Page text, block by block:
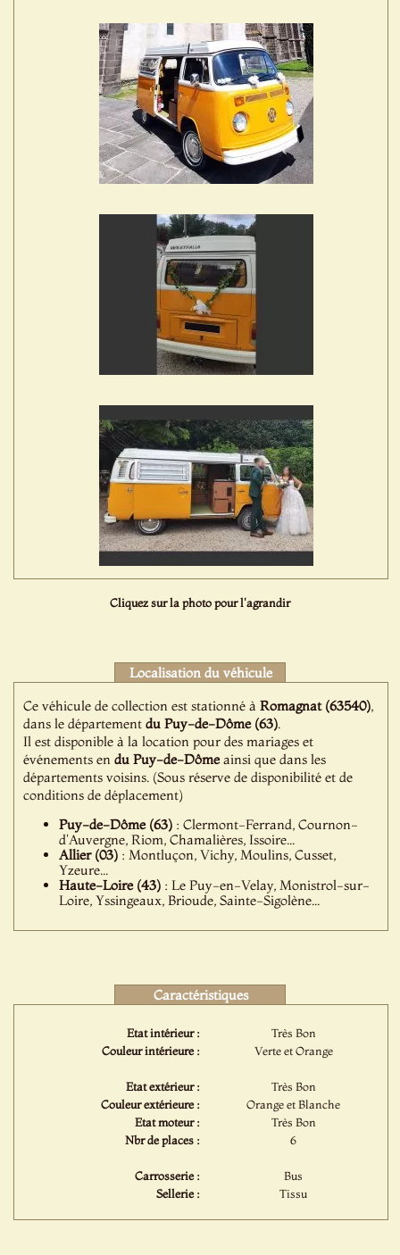
Cliquez sur la photo pour l'agrandir
Localisation du véhicule
Ce véhicule de collection est stationné àRomagnat (63540),
dans le départementdu Puy-de-Dôme (63).
Il est disponible à la location pour des mariages et
événements endu Puy-de-Dômeainsi que dans les
départements voisins. (Sous réserve de disponibilité et de
conditions de déplacement)
Puy-de-Dôme (63) : Clermont-Ferrand, Cournon-
d'Auvergne, Riom, Chamalières, Issoire...
Allier (03) : Montluçon, Vichy, Moulins, Cusset,
Yzeure...
Haute-Loire (43) : Le Puy-en-Velay, Monistrol-sur-
Loire, Yssingeaux, Brioude, Sainte-Sigolène...
Caractéristiques
Etat intérieur :
Très Bon
Couleur intérieure :
Verte et Orange
Etat extérieur :
Très Bon
Couleur extérieure :
Orange et Blanche
Etat moteur :
Très Bon
Nbr de places :
6
Carrosserie :
Bus
Sellerie :
Tissu